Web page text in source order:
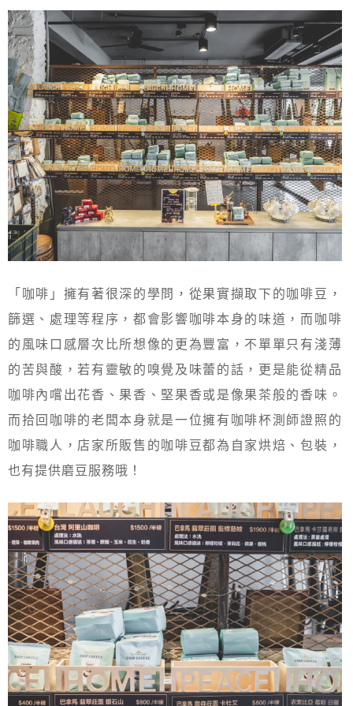
「咖啡」擁有著很深的學問，從果實擷取下的咖啡豆，
篩選、處理等程序，都會影響咖啡本身的味道，而咖啡
的風味口感層次比所想像的更為豐富，不單單只有淺薄
的苦與酸，若有靈敏的嗅覺及味蕾的話，更是能從精品
咖啡內嚐出花香、果香、堅果香或是像果茶般的香味。
而拾回咖啡的老闆本身就是一位擁有咖啡杯測師證照的
咖啡職人，店家所販售的咖啡豆都為自家烘焙、包裝，
也有提供磨豆服務哦！